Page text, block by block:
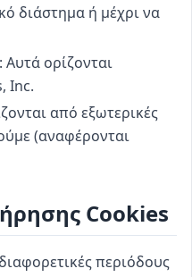
διάστημα ή μέχρι να
ορίζονται
Inc.
από εξωτερικές
(αναφέρονται
Cookies
περιόδους